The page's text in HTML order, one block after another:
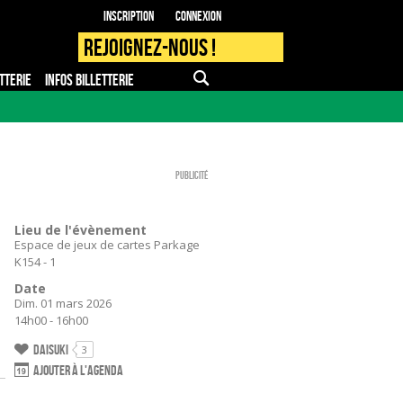
Inscription Connexion
Rejoignez-nous !
INFOS BILLETTERIE APPLI MOBILE
Publicité
Lieu de l'évènement
Espace de jeux de cartes Parkage
K154 - 1
Date
Dim. 01 mars 2026
14h00 - 16h00
Daisuki 3
Ajouter à l'agenda